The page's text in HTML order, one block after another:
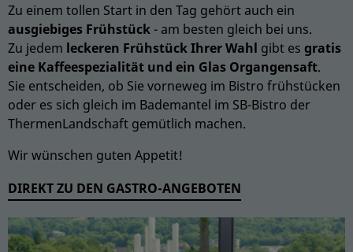
Zu einem tollen Start in den Tag gehört auch ein
ausgiebiges Frühstück - am besten gleich bei uns.
Zu jedem leckeren Frühstück Ihrer Wahl gibt es gratis
eine Kaffeespezialität und ein Glas Organgensaft.
Sie entscheiden, ob Sie vorneweg im Bistro frühstücken
oder es sich gleich im Bademantel im SB-Bistro der
ThermenLandschaft gemütlich machen.
Wir wünschen guten Appetit!
DIREKT ZU DEN GASTRO-ANGEBOTEN